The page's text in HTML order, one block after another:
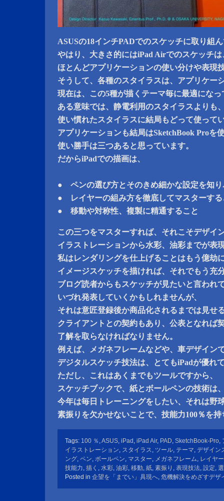
ASUSの18インチPADでのスケッチに取り組
やはり、大きさ的にはiPad Airでのスケッチは
ほとんどアプリケーションの使い分けや表現
そうして、各種のスタイラスは、アプリケー
現在は、この5種が描くテーマ毎に最適になっ
ある意味では、静電利用のスタイラスよりも
使い慣れたスタイラスに結局もどって使って
アプリケーションも結局はSketchBook Proを
使い勝手は三つあると思っています。
だからiPadでの描画は、
● ペンの選び方とそのきめ細かな設定を知り
● レイヤーの組み方を徹底してマスターする
● 移動や対称性、複製に精通すること
この三つをマスターすれば、それこそデザイ
イラストレーションから水彩、油彩までが表
私はレンダリングを仕上げることはもう億劫
イメージスケッチを描ければ、それでもう充
ブログ読者からもスケッチが見たいと言われ
いづれ発表していくかもしれませんが、
それは意匠登録後か商品化されるまでは見せ
クライアントとの契約もあり、公表となれば
了解を取らなければなりません。
例えば、メガネフレームなどや、車デザイン
デジタルスケッチ技法は、とてもiPadが優れ
ただし、これはあくまでもツールですから、
スケッチブックで、紙とボールペンの技術は
今年は毎日トレーニングをしたい、それは野
素振りを欠かせないことで、技能力100％を
Tags: 100 ％ ,ASUS, iPad , iPad Air, PAD, SketchBook-Pro,
イラストレーション, スタイラス, ツール, テーマ, デザイン
ング, ペン, ボールペン, マスター, メガネフレーム, レイヤー
技能力, 描く , 水彩, 油彩, 移動, 紙, 素振り , 表現技法, 設定,
Posted in 企望を「までい」具現へ, 危機解決をめざすデザ